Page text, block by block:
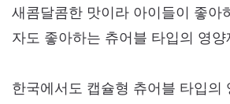
새콤달콤한 맛이라 아이들이 좋아
자도 좋아하는 츄어블 타입의 영양
한국에서도 캡슐형 츄어블 타입의